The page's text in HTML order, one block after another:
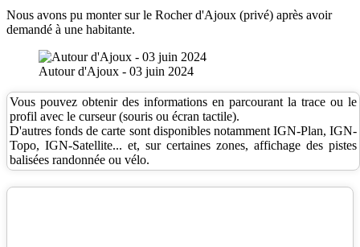
Nous avons pu monter sur le Rocher d'Ajoux (privé) après avoir
demandé à une habitante.
Autour d'Ajoux - 03 juin 2024
Vous pouvez obtenir des informations en parcourant la trace ou le
profil avec le curseur (souris ou écran tactile).
D'autres fonds de carte sont disponibles notamment IGN-Plan, IGN-
Topo, IGN-Satellite... et, sur certaines zones, affichage des pistes
balisées randonnée ou vélo.